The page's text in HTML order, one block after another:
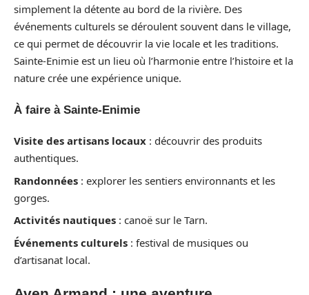
simplement la détente au bord de la rivière. Des
événements culturels se déroulent souvent dans le village,
ce qui permet de découvrir la vie locale et les traditions.
Sainte-Enimie est un lieu où l’harmonie entre l’histoire et la
nature crée une expérience unique.
À faire à Sainte-Enimie
Visite des artisans locaux : découvrir des produits
authentiques.
Randonnées : explorer les sentiers environnants et les
gorges.
Activités nautiques : canoë sur le Tarn.
Événements culturels : festival de musiques ou
d’artisanat local.